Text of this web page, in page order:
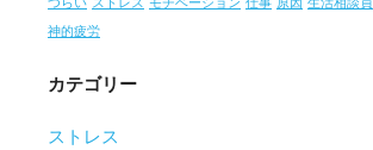
神的疲労
カテゴリー
ストレス